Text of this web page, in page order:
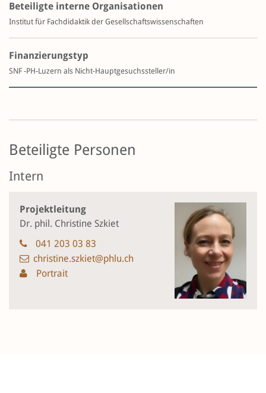
Beteiligte interne Organisationen
Institut für Fachdidaktik der Gesellschaftswissenschaften
Finanzierungstyp
SNF -PH-Luzern als Nicht-Hauptgesuchssteller/in
Beteiligte Personen
Intern
Projektleitung
Dr. phil. Christine Szkiet
041 203 03 83
christine.szkiet@phlu.ch
Portrait